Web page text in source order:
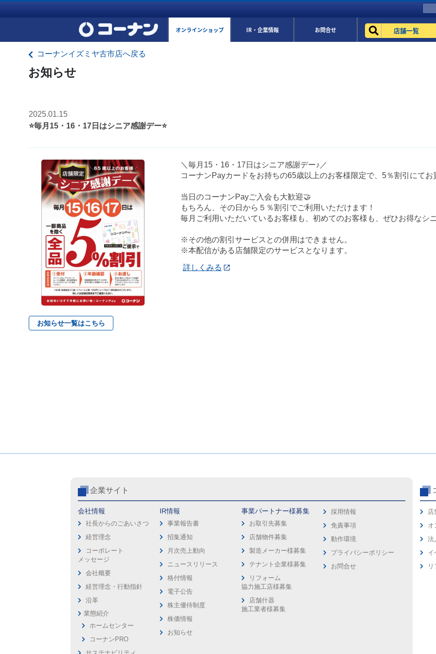
オンラインショップ IR・企業情報 お問合せ 店舗一覧
コーナンイズミヤ古市店へ戻る
お知らせ
2025.01.15
⭐毎月15・16・17日はシニア感謝デー⭐
＼毎月15・16・17日はシニア感謝デー♪／
コーナンPayカードをお持ちの65歳以上のお客様限定で、5％割引にて
当日のコーナンPayご入会も大歓迎🤝
もちろん、その日から５％割引でご利用いただけます！
毎月ご利用いただいているお客様も、初めてのお客様も、ぜひお得なシ
※その他の割引サービスとの併用はできません。
※本配信がある店舗限定のサービスとなります。
詳しくみる
お知らせ一覧はこちら
企業サイト
会社情報
社長からのごあいさつ
経営理念
コーポレート
メッセージ
会社概要
経営理念・行動指針
沿革
業態紹介
ホームセンター
コーナンPRO
IR情報
事業報告書
招集通知
月次売上動向
ニュースリリース
格付情報
電子公告
株主優待制度
株価情報
お知らせ
事業パートナー様募集
お取引先募集
店舗物件募集
製造メーカー様募集
テナント企業様募集
リフォーム
協力施工店様募集
店舗什器
施工業者様募集
採用情報
免責事項
動作環境
プライバシーポリシー
お問合せ
店
オ
法
イ